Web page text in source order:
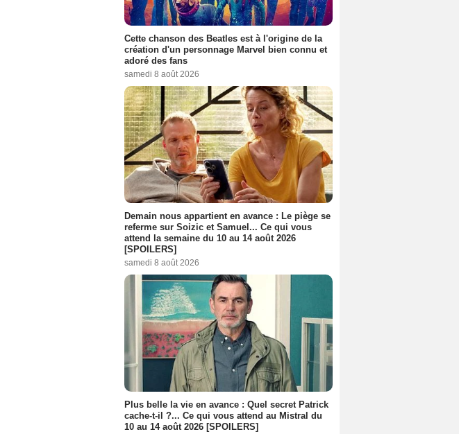
Cette chanson des Beatles est à l'origine de la
création d'un personnage Marvel bien connu et
adoré des fans
samedi 8 août 2026
Demain nous appartient en avance : Le piège se
referme sur Soizic et Samuel... Ce qui vous
attend la semaine du 10 au 14 août 2026
[SPOILERS]
samedi 8 août 2026
Plus belle la vie en avance : Quel secret Patrick
cache-t-il ?... Ce qui vous attend au Mistral du
10 au 14 août 2026 [SPOILERS]